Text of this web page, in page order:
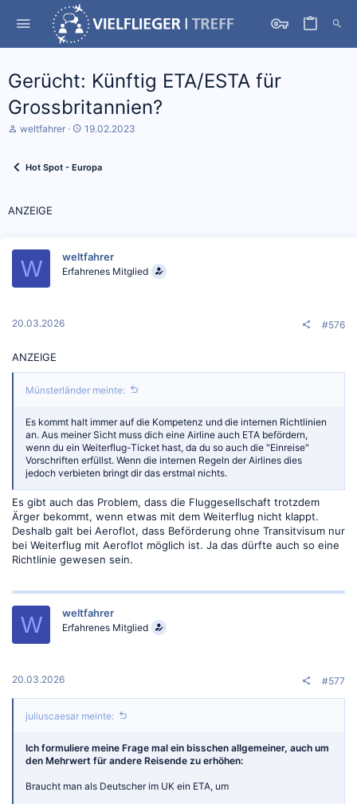
Gerücht: Künftig ETA/ESTA für
Grossbritannien?
S
r
*
weltfahrer
D
u
19.02.2023
Hot Spot - Europa
ANZEIGE
W weltfahrer
Erfahrenes Mitglied
20.03.2026 #576
ANZEIGE
Münsterländer meinte:
Es kommt halt immer auf die Kompetenz und die internen Richtlinien
an. Aus meiner Sicht muss dich eine Airline auch ETA befördern,
wenn du ein Weiterflug-Ticket hast, da du so auch die "Einreise"
Vorschriften erfüllst. Wenn die internen Regeln der Airlines dies
jedoch verbieten bringt dir das erstmal nichts.
Es gibt auch das Problem, dass die Fluggesellschaft trotzdem
Ärger bekommt, wenn etwas mit dem Weiterflug nicht klappt.
Deshalb galt bei Aeroflot, dass Beförderung ohne Transitvisum nur
bei Weiterflug mit Aeroflot möglich ist. Ja das dürfte auch so eine
Richtlinie gewesen sein.
W weltfahrer
Erfahrenes Mitglied
20.03.2026 #577
juliuscaesar meinte:
Ich formuliere meine Frage mal ein bisschen allgemeiner, auch um
den Mehrwert für andere Reisende zu erhöhen:
Braucht man als Deutscher im UK ein ETA, um